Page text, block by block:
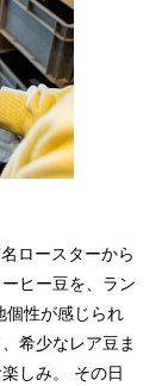
ロースターから
ヒー豆を、ラン
個性が感じられ
希少なレア豆ま
しみ。 その日